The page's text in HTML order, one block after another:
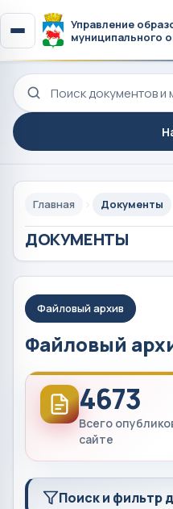
Управление
муниципального
Поиск по сайту
Главная Документы
ДОКУМЕНТЫ
Файловый архив
Файловый
4673
Всего
сайте
Поиск и фильтр